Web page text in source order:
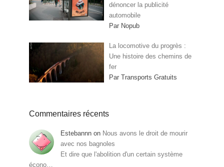
dénoncer la publicité
automobile
Par Nopub
La locomotive du progrès :
Une histoire des chemins de
fer
Par Transports Gratuits
Commentaires récents
Estebannn on Nous avons le droit de mourir
avec nos bagnoles
Et dire que l'abolition d'un certain système
écono…